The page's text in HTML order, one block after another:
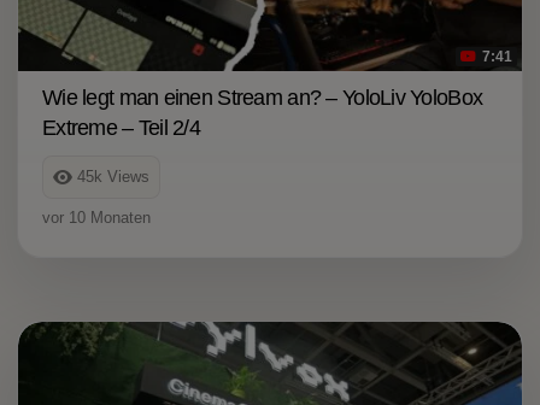
7:41
45k Views
Wie legt man einen Stream an? – YoloLiv YoloBox
Extreme – Teil 2/4
vor 10 Monaten